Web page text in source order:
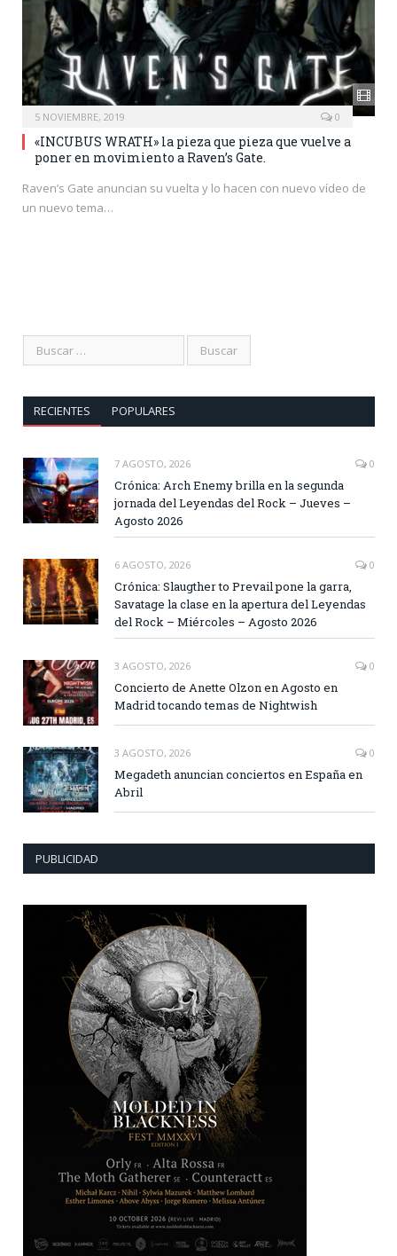
5 NOVIEMBRE, 2019 0
«INCUBUS WRATH» la pieza que pieza que vuelve a
poner en movimiento a Raven’s Gate.
Raven’s Gate anuncian su vuelta y lo hacen con nuevo vídeo de
un nuevo tema…
RECIENTES POPULARES
7 AGOSTO, 2026 0
Crónica: Arch Enemy brilla en la segunda
jornada del Leyendas del Rock – Jueves –
Agosto 2026
6 AGOSTO, 2026 0
Crónica: Slaugther to Prevail pone la garra,
Savatage la clase en la apertura del Leyendas
del Rock – Miércoles – Agosto 2026
3 AGOSTO, 2026 0
Concierto de Anette Olzon en Agosto en
Madrid tocando temas de Nightwish
3 AGOSTO, 2026 0
Megadeth anuncian conciertos en España en
Abril
PUBLICIDAD